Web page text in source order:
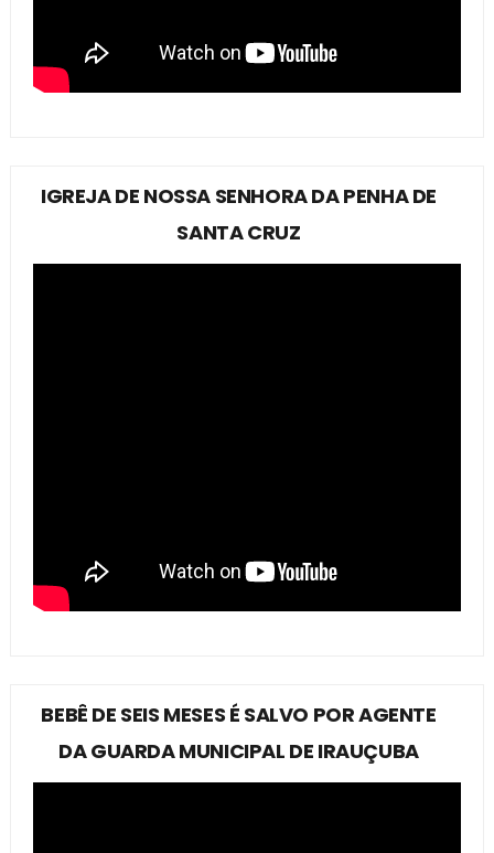
IGREJA DE NOSSA SENHORA DA PENHA DE
SANTA CRUZ
BEBÊ DE SEIS MESES É SALVO POR AGENTE
DA GUARDA MUNICIPAL DE IRAUÇUBA